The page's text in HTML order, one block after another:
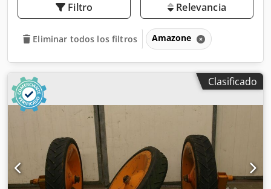
Filtro Relevancia
Eliminar todos los filtros Amazone
Clasificado